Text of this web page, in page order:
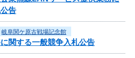
告
岐阜関ケ原古戦場記念館
関する一般競争入札公告